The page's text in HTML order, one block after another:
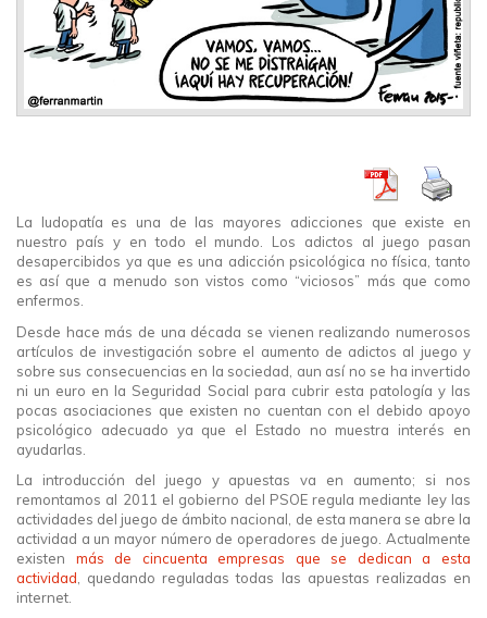
La ludopatía es una de las mayores adicciones que existe en
nuestro país y en todo el mundo. Los adictos al juego pasan
desapercibidos ya que es una adicción psicológica no física, tanto
es así que a menudo son vistos como “viciosos” más que como
enfermos.
Desde hace más de una década se vienen realizando numerosos
artículos de investigación sobre el aumento de adictos al juego y
sobre sus consecuencias en la sociedad, aun así no se ha invertido
ni un euro en la Seguridad Social para cubrir esta patología y las
pocas asociaciones que existen no cuentan con el debido apoyo
psicológico adecuado ya que el Estado no muestra interés en
ayudarlas.
La introducción del juego y apuestas va en aumento; si nos
remontamos al 2011 el gobierno del PSOE regula mediante ley las
actividades del juego de ámbito nacional, de esta manera se abre la
actividad a un mayor número de operadores de juego. Actualmente
existen más de cincuenta empresas que se dedican a esta
actividad , quedando reguladas todas las apuestas realizadas en
internet.